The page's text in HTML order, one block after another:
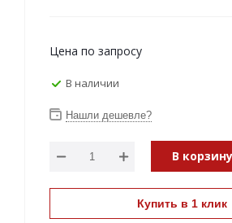
Цена по запросу
В наличии
Нашли дешевле?
В корзину
Купить в 1 клик